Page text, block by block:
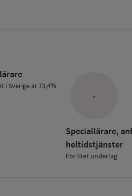
i Sverige är 73,4%
-
Speciallärare,
heltidstjänster
För litet underlag